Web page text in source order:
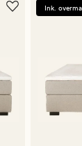
Ink.